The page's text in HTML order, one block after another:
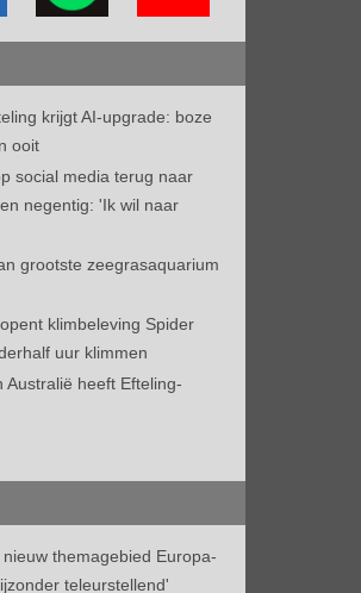
krijgt AI-upgrade: boze
ooit
social media terug naar
negentig: 'Ik wil naar
grootste zeegrasaquarium
klimbeleving Spider
uur klimmen
Australië heeft Efteling-
themagebied Europa-
teleurstellend'